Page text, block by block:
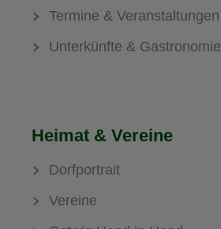
Termine & Veranstaltungen
Unterkünfte & Gastronomie
Heimat & Vereine
Dorfportrait
Vereine